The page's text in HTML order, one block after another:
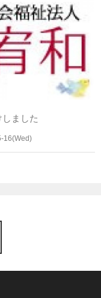
ました
16(Wed)